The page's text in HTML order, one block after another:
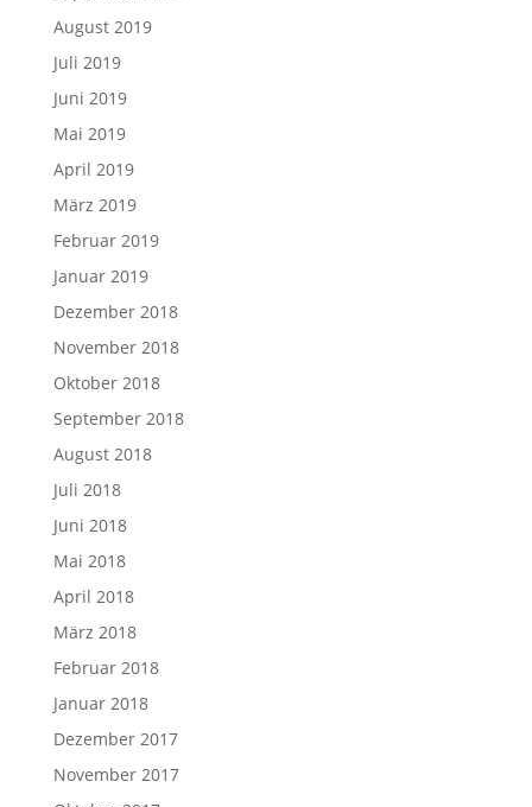
August 2019
Juli 2019
Juni 2019
Mai 2019
April 2019
März 2019
Februar 2019
Januar 2019
Dezember 2018
November 2018
Oktober 2018
September 2018
August 2018
Juli 2018
Juni 2018
Mai 2018
April 2018
März 2018
Februar 2018
Januar 2018
Dezember 2017
November 2017